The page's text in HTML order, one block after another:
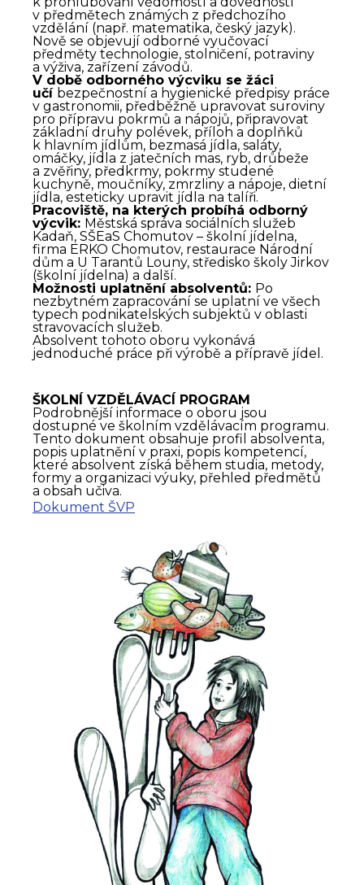
v předmětech známých z předchozího
vzdělání (např. matematika, český jazyk).
Nově se objevují odborné vyučovací
předměty technologie, stolničení, potraviny
a výživa, zařízení závodů.
V době odborného výcviku se žáci
učí bezpečnostní a hygienické předpisy práce
v gastronomii, předběžně upravovat suroviny
pro přípravu pokrmů a nápojů, připravovat
základní druhy polévek, příloh a doplňků
k hlavním jídlům, bezmasá jídla, saláty,
omáčky, jídla z jatečních mas, ryb, drůbeže
a zvěřiny, předkrmy, pokrmy studené
kuchyně, moučníky, zmrzliny a nápoje, dietní
jídla, esteticky upravit jídla na talíři.
Pracoviště, na kterých probíhá odborný
výcvik: Městská správa sociálních služeb
Kadaň, SŠEaS Chomutov – školní jídelna,
firma ERKO Chomutov, restaurace Národní
dům a U Tarantů Louny, středisko školy Jirkov
(školní jídelna) a další.
Možnosti uplatnění absolventů: Po
nezbytném zapracování se uplatní ve všech
typech podnikatelských subjektů v oblasti
stravovacích služeb.
Absolvent tohoto oboru vykonává
jednoduché práce při výrobě a přípravě jídel.
ŠKOLNÍ VZDĚLÁVACÍ PROGRAM
Podrobnější informace o oboru jsou
dostupné ve školním vzdělávacím programu.
Tento dokument obsahuje profil absolventa,
popis uplatnění v praxi, popis kompetencí,
které absolvent získá během studia, metody,
formy a organizaci výuky, přehled předmětů
a obsah učiva.
Dokument ŠVP